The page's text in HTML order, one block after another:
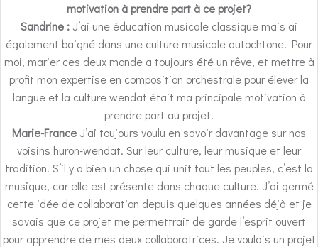
motivation à prendre part à ce projet?
Sandrine : J’ai une éducation musicale classique mais ai
également baigné dans une culture musicale autochtone. Pour
moi, marier ces deux monde a toujours été un rêve, et mettre à
profit mon expertise en composition orchestrale pour élever la
langue et la culture wendat était ma principale motivation à
prendre part au projet.
Marie-France J’ai toujours voulu en savoir davantage sur nos
voisins huron-wendat. Sur leur culture, leur musique et leur
tradition. S’il y a bien un chose qui unit tout les peuples, c’est la
musique, car elle est présente dans chaque culture. J’ai germé
cette idée de collaboration depuis quelques années déjà et je
savais que ce projet me permettrait de garde l’esprit ouvert
pour apprendre de mes deux collaboratrices. Je voulais un projet